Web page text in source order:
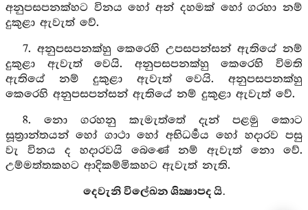
අනුපසපනක්හට විනය හෝ අන් දහමක් හෝ ගරහා නම්
දුකුළා ඇවැත් වේ.
7. අනුපසපනක්හු කෙරෙහි උපසපන්සන් ඇතියේ නම්
දුකුළා ඇවැත් වෙයි. අනුපසපනක්හු කෙරෙහි විමති
ඇතියේ නම් දුකුළා ඇවැත් වෙයි. අනුපසපනක්හු
කෙරෙහි අනුපසපන්සන් ඇතියේ නම් දුකුළා ඇවැත් වේ.
8. නො ගරහනු කැමැත්තේ දැන් පළමු කොට
සූත්‍රාන්තයන් හෝ ගාථා හෝ අභිධර්‍මය හෝ හදාරව පසු
වැ විනය ද හදාරවයි බෙණේ නම් ඇවැත් නො වේ.
උම්මත්තකහට ආදිකම්මිකහට ඇවැත් නැති.
දෙවැනි විලේඛන ශික්‍ෂාපද යි.